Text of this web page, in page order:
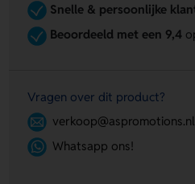
Snelle & persoonlijke
Beoordeeld met een 9,4
Vragen over dit product?
verkoop@aspromotions.nl
Whatsapp ons!